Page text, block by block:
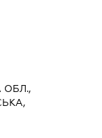
ОБЛ.,